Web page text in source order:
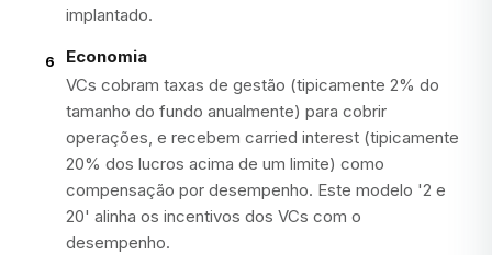
implantado.
6
Economia
VCs cobram taxas de gestão (tipicamente 2% do
tamanho do fundo anualmente) para cobrir
operações, e recebem carried interest (tipicamente
20% dos lucros acima de um limite) como
compensação por desempenho. Este modelo '2 e
20' alinha os incentivos dos VCs com o
desempenho.